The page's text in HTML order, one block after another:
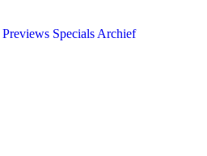
Previews Specials Archief